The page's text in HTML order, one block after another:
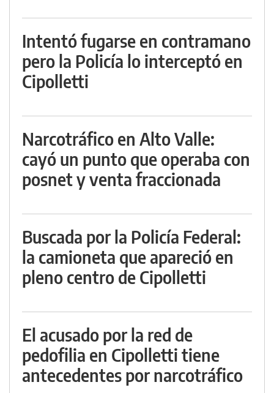
Intentó fugarse en contramano
pero la Policía lo interceptó en
Cipolletti
Narcotráfico en Alto Valle:
cayó un punto que operaba con
posnet y venta fraccionada
Buscada por la Policía Federal:
la camioneta que apareció en
pleno centro de Cipolletti
El acusado por la red de
pedofilia en Cipolletti tiene
antecedentes por narcotráfico